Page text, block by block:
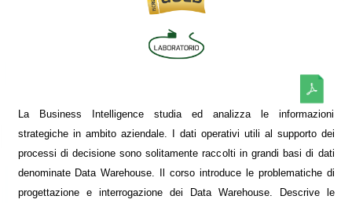
La Business Intelligence studia ed analizza le informazioni
strategiche in ambito aziendale. I dati operativi utili al supporto dei
processi di decisione sono solitamente raccolti in grandi basi di dati
denominate Data Warehouse. Il corso introduce le problematiche di
progettazione e interrogazione dei Data Warehouse. Descrive le